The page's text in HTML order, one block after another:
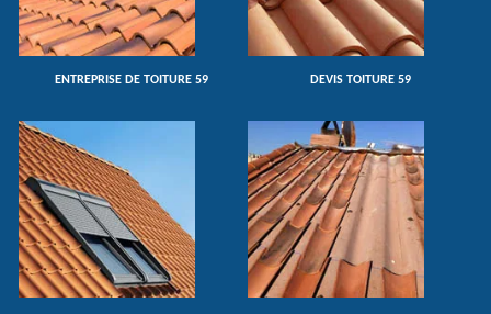
ENTREPRISE DE TOITURE 59 DEVIS TOITURE 59